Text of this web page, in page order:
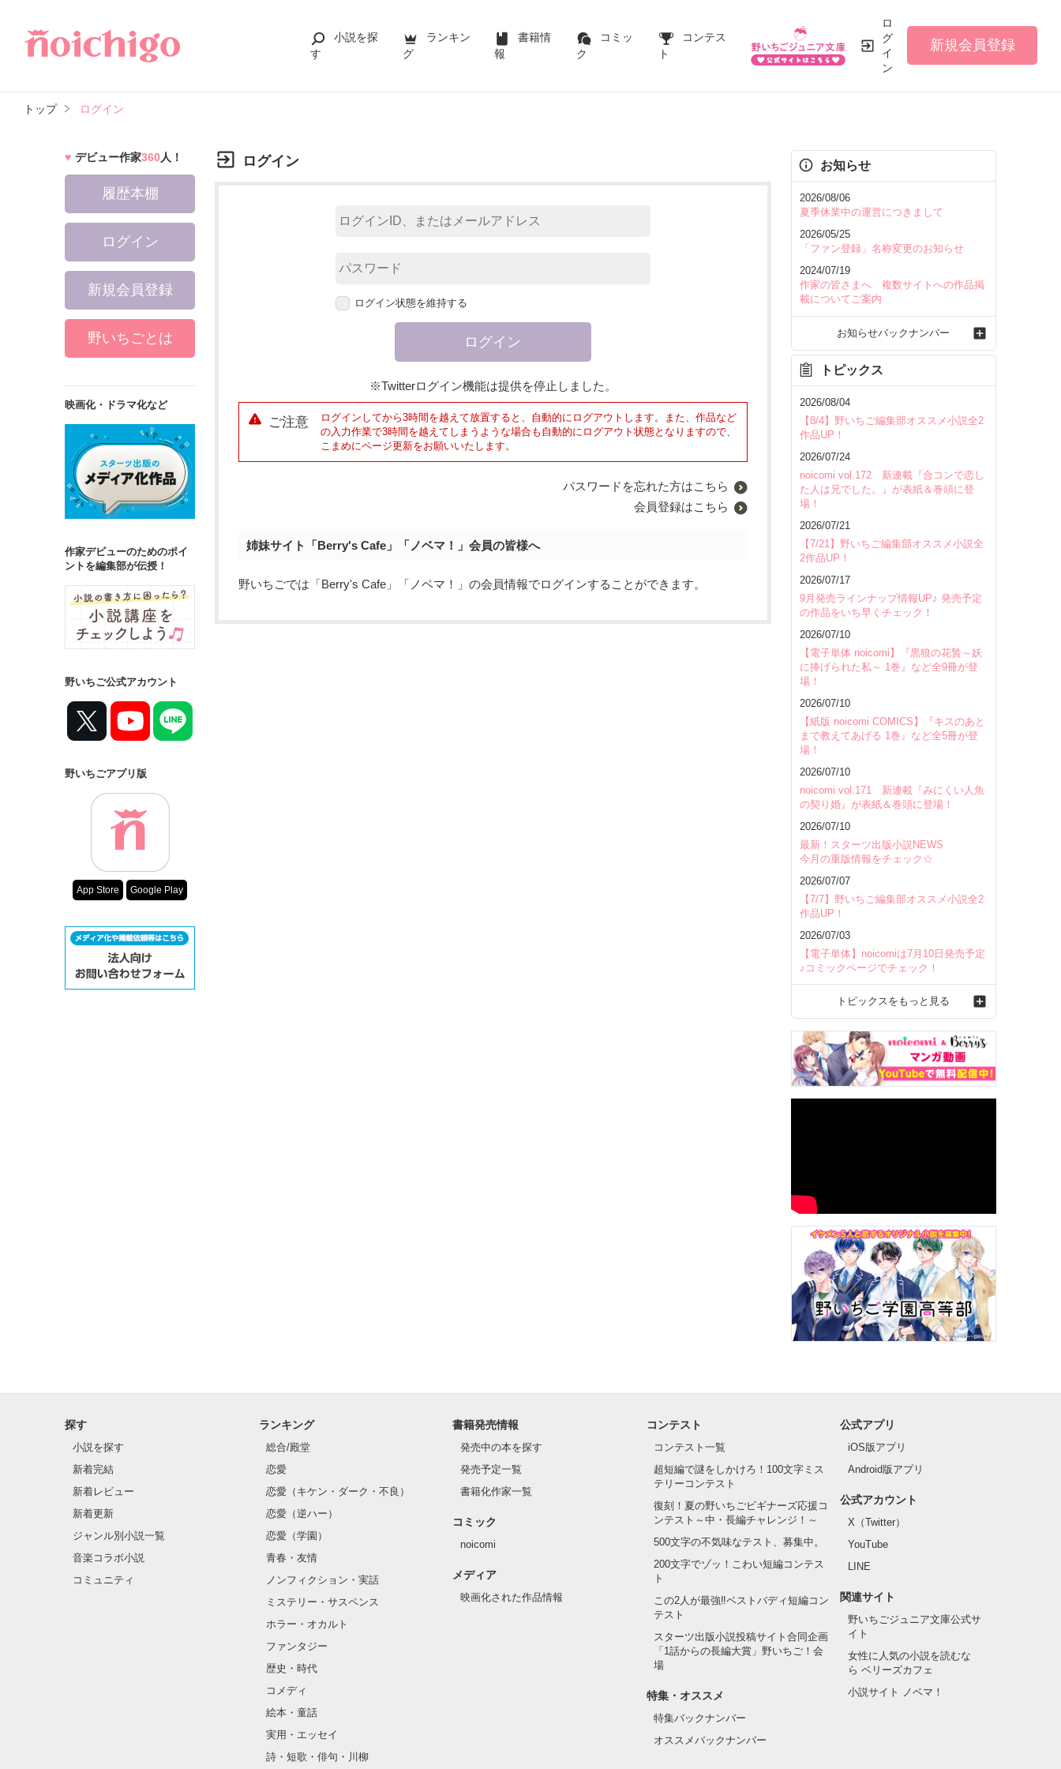
小説を探
す
ランキン
グ
書籍情
報
コミッ
ク
コンテス
ト
ロ
グ
イ
ン
新規会員登録
トップ ログイン
ログイン
ログイン状態を維持する
※Twitterログイン機能は提供を停止しました。
ご注意
ログインしてから3時間を越えて放置すると、自動的にログアウトします。また、作品など
の入力作業で3時間を越えてしまうような場合も自動的にログアウト状態となりますので、
こまめにページ更新をお願いいたします。
パスワードを忘れた方はこちら
会員登録はこちら
姉妹サイト「Berry's Cafe」「ノベマ！」会員の皆様へ
野いちごでは「Berry's Cafe」「ノベマ！」の会員情報でログインすることができます。
デビュー作家360人！
履歴本棚
ログイン
新規会員登録
野いちごとは
映画化・ドラマ化など
作家デビューのためのポイ
ントを編集部が伝授！
野いちご公式アカウント
野いちごアプリ版
App Store Google Play
お知らせ
2026/08/06
夏季休業中の運営につきまして
2026/05/25
「ファン登録」名称変更のお知らせ
2024/07/19
作家の皆さまへ 複数サイトへの作品掲
載についてご案内
お知らせバックナンバー
トピックス
2026/08/04
【8/4】野いちご編集部オススメ小説全2
作品UP！
2026/07/24
noicomi vol.172 新連載『合コンで恋し
た人は兄でした。』が表紙＆巻頭に登
場！
2026/07/21
【7/21】野いちご編集部オススメ小説全
2作品UP！
2026/07/17
9月発売ラインナップ情報UP♪ 発売予定
の作品をいち早くチェック！
2026/07/10
【電子単体 noicomi】『黒狼の花贄～妖
に捧げられた私～ 1巻』など全9冊が登
場！
2026/07/10
【紙版 noicomi COMICS】『キスのあと
まで教えてあげる 1巻』など全5冊が登
場！
2026/07/10
noicomi vol.171 新連載『みにくい人魚
の契り婚』が表紙＆巻頭に登場！
2026/07/10
最新！スターツ出版小説NEWS
今月の重版情報をチェック☆
2026/07/07
【7/7】野いちご編集部オススメ小説全2
作品UP！
2026/07/03
【電子単体】noicomiは7月10日発売予定
♪コミックページでチェック！
トピックスをもっと見る
探す
小説を探す
新着完結
新着レビュー
新着更新
ジャンル別小説一覧
音楽コラボ小説
コミュニティ
ランキング
総合/殿堂
恋愛
恋愛（キケン・ダーク・不良）
恋愛（逆ハー）
恋愛（学園）
青春・友情
ノンフィクション・実話
ミステリー・サスペンス
ホラー・オカルト
ファンタジー
歴史・時代
コメディ
絵本・童話
実用・エッセイ
詩・短歌・俳句・川柳
書籍発売情報
発売中の本を探す
発売予定一覧
書籍化作家一覧
コミック
noicomi
メディア
映画化された作品情報
コンテスト
コンテスト一覧
超短編で謎をしかけろ！100文字ミス
テリーコンテスト
復刻！夏の野いちごビギナーズ応援コ
ンテスト～中・長編チャレンジ！～
500文字の不気味なテスト、募集中。
200文字でゾッ！こわい短編コンテス
ト
この2人が最強‼ベストバディ短編コン
テスト
スターツ出版小説投稿サイト合同企画
「1話からの長編大賞」野いちご！会
場
特集・オススメ
特集バックナンバー
オススメバックナンバー
公式アプリ
iOS版アプリ
Android版アプリ
公式アカウント
X（Twitter）
YouTube
LINE
関連サイト
野いちごジュニア文庫公式サ
イト
女性に人気の小説を読むな
ら ベリーズカフェ
小説サイト ノベマ！